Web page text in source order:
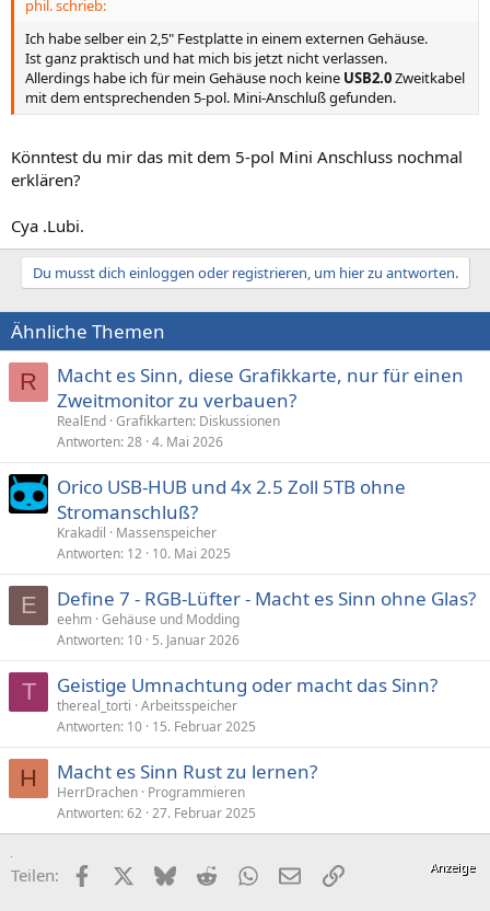
phil. schrieb:
Ich habe selber ein 2,5" Festplatte in einem externen Gehäuse.
Ist ganz praktisch und hat mich bis jetzt nicht verlassen.
Allerdings habe ich für mein Gehäuse noch keine USB2.0Zweitkabel
mit dem entsprechenden 5-pol. Mini-Anschluß gefunden.
Könntest du mir das mit dem 5-pol Mini Anschluss nochmal
erklären?
Cya .Lubi.
Du musst dich einloggen oder registrieren, um hier zu antworten.
Ähnliche Themen
R
Macht es Sinn, diese Grafikkarte, nur für einen
Zweitmonitor zu verbauen?
RealEnd Grafikkarten: Diskussionen
Antworten 28 4. Mai 2026
Orico USB-HUB und 4x 2.5 Zoll 5TB ohne
Stromanschluß?
Krakadil
Massenspeicher
Antworten 12 10. Mai 2025
E Define 7 - RGB-Lüfter - Macht es Sinn ohne Glas?
eehm Gehäuse und Modding
Antworten 10 5. Januar 2026
T Geistige Umnachtung oder macht das Sinn?
thereal_torti Arbeitsspeicher
Antworten 10 15. Februar 2025
H Macht es Sinn Rust zu lernen?
HerrDrachen Programmieren
Antworten 62 27. Februar 2025
Teilen: FacebookX (Twitter)
BlueskyRedditWhatsApp
E-MailLink